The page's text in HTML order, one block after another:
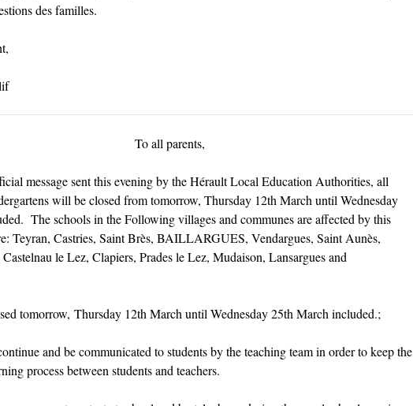
des familles.
To all parents,
message sent this evening by the Hérault Local Education Authorities, all
will be closed from tomorrow, Thursday 12th March until Wednesday
The schools in the Following villages and communes are affected by this
Teyran, Castries, Saint Brès, BAILLARGUES, Vendargues, Saint Aunès,
le Lez, Clapiers, Prades le Lez, Mudaison, Lansargues and
tomorrow, Thursday 12th March until Wednesday 25th March included.;
and be communicated to students by the teaching team in order to keep the
process between students and teachers.